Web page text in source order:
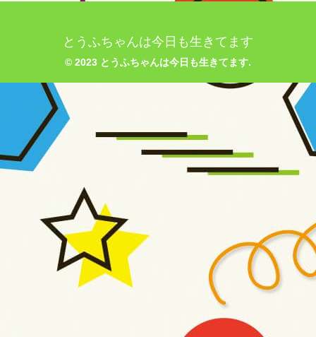
とうふちゃんは今日も生きてます
© 2023 とうふちゃんは今日も生きてます.